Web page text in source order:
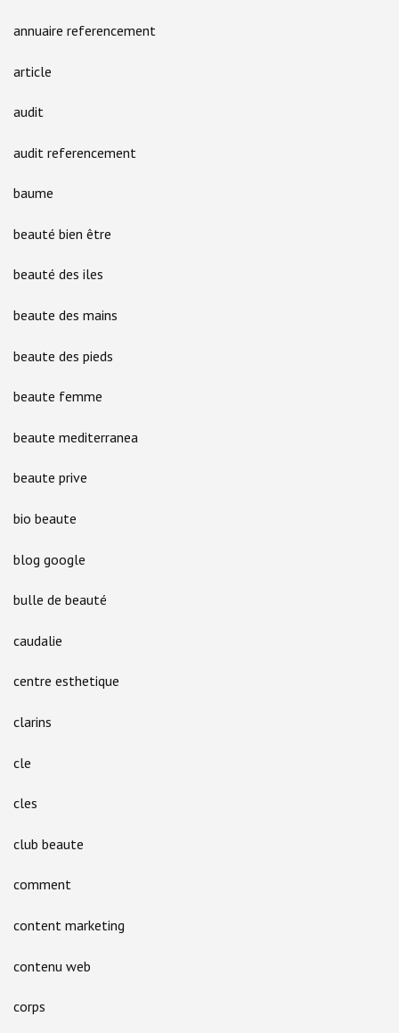
annuaire referencement
article
audit
audit referencement
baume
beauté bien être
beauté des iles
beaute des mains
beaute des pieds
beaute femme
beaute mediterranea
beaute prive
bio beaute
blog google
bulle de beauté
caudalie
centre esthetique
clarins
cle
cles
club beaute
comment
content marketing
contenu web
corps